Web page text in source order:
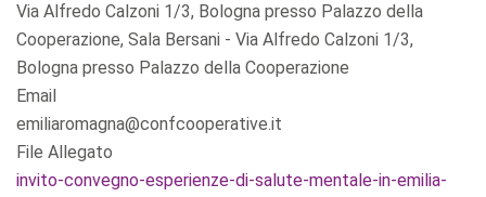
Via Alfredo Calzoni 1/3, Bologna presso Palazzo della
Cooperazione, Sala Bersani - Via Alfredo Calzoni 1/3,
Bologna presso Palazzo della Cooperazione
Email
emiliaromagna@confcooperative.it
File Allegato
invito-convegno-esperienze-di-salute-mentale-in-emilia-